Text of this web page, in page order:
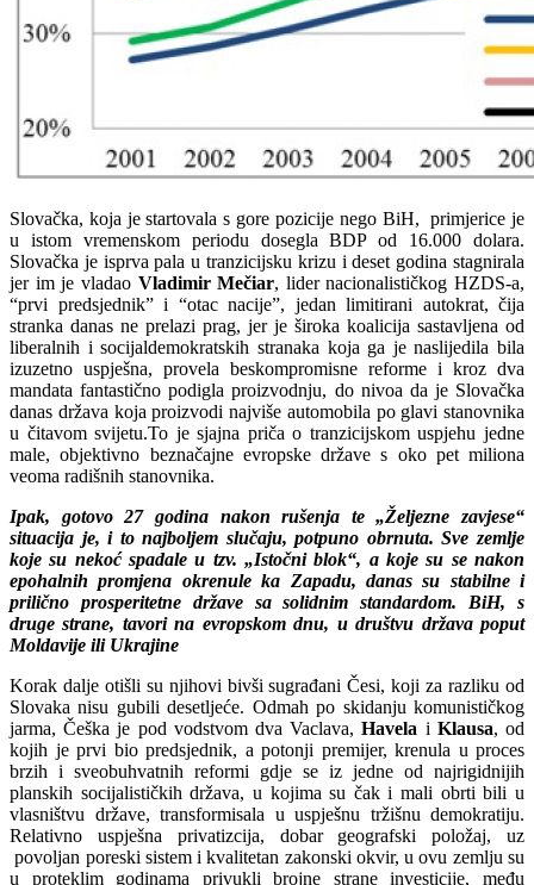
Slovačka, koja je startovala s gore pozicije nego BiH, primjerice je
u istom vremenskom periodu dosegla BDP od 16.000 dolara.
Slovačka je isprva pala u tranzicijsku krizu i deset godina stagnirala
jer im je vladaoVladimir Mečiar, lider nacionalističkog HZDS-a,
“prvi predsjednik” i “otac nacije”, jedan limitirani autokrat, čija
stranka danas ne prelazi prag, jer je široka koalicija sastavljena od
liberalnih i socijaldemokratskih stranaka koja ga je naslijedila bila
izuzetno uspješna, provela beskompromisne reforme i kroz dva
mandata fantastično podigla proizvodnju, do nivoa da je Slovačka
danas država koja proizvodi najviše automobila po glavi stanovnika
u čitavom svijetu.To je sjajna priča o tranzicijskom uspjehu jedne
male, objektivno beznačajne evropske države s oko pet miliona
veoma radišnih stanovnika.
Ipak, gotovo 27 godina nakon rušenja te „Željezne zavjese“
situacija je, i to najboljem slučaju, potpuno obrnuta. Sve zemlje
koje su nekoć spadale u tzv. „Istočni blok“, a koje su se nakon
epohalnih promjena okrenule ka Zapadu, danas su stabilne i
prilično prosperitetne države sa solidnim standardom. BiH, s
druge strane, tavori na evropskom dnu, u društvu država poput
Moldavije ili Ukrajine
Korak dalje otišli su njihovi bivši sugrađani Česi, koji za razliku od
Slovaka nisu gubili desetljeće. Odmah po skidanju komunističkog
jarma, Češka je pod vodstvom dva Vaclava,Havela i Klausa, od
kojih je prvi bio predsjednik, a potonji premijer, krenula u proces
brzih i sveobuhvatnih reformi gdje se iz jedne od najrigidnijih
planskih socijalističkih država, u kojima su čak i mali obrti bili u
vlasništvu države, transformisala u uspješnu tržišnu demokratiju.
Relativno uspješna privatizcija, dobar geografski položaj, uz
povoljan poreski sistem i kvalitetan zakonski okvir, u ovu zemlju su
u proteklim godinama privukli brojne strane investicije, među